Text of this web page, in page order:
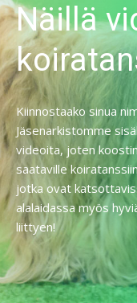
Näillä
Kiinnostaako sinua
Jäsenarkistomme
videoita, joten
saataville
jotka ovat
alalaidassa myös
liittyen!